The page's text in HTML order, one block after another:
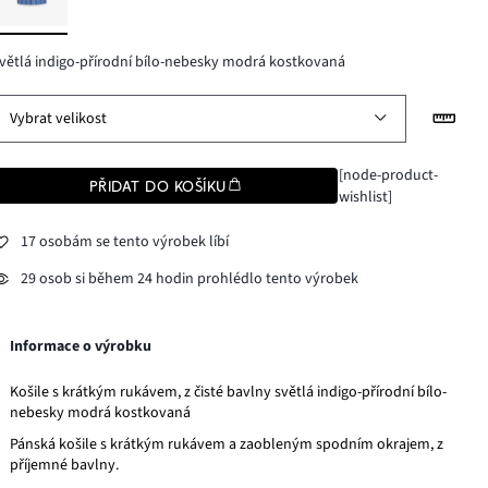
indigo-přírodní bílo-nebesky modrá kostkovaná
Vybrat velikost
PŘIDAT DO KOŠÍKU
[node-product-
wishlist]
17 osobám se tento výrobek líbí
29 osob si během 24 hodin prohlédlo tento výrobek
Informace o výrobku
Košile s krátkým rukávem, z čisté bavlny světlá indigo-přírodní bílo-
nebesky modrá kostkovaná
Pánská košile s krátkým rukávem a zaobleným spodním okrajem, z
příjemné bavlny.